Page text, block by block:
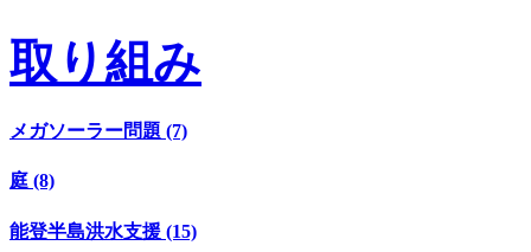
取り組み
メガソーラー問題 (7)
庭 (8)
能登半島洪水支援 (15)